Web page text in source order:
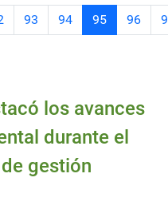
93 94 95 96
los avances
durante el
gestión